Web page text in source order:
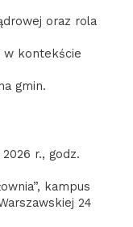
oraz rola
w kontekście
gmin.
r., godz.
kampus
24